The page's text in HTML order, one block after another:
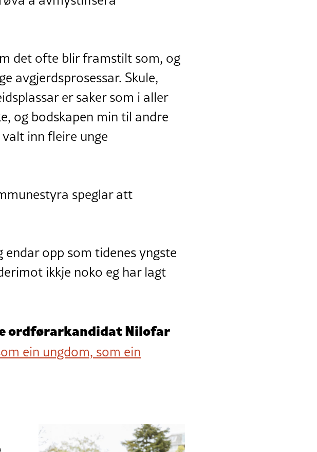
det ofte blir framstilt som, og
avgjerdsprosessar. Skule,
er saker som i aller
og bodskapen min til andre
inn fleire unge
speglar att
opp som tidenes yngste
ikkje noko eg har lagt
ordførarkandidat Nilofar
ein ungdom, som ein